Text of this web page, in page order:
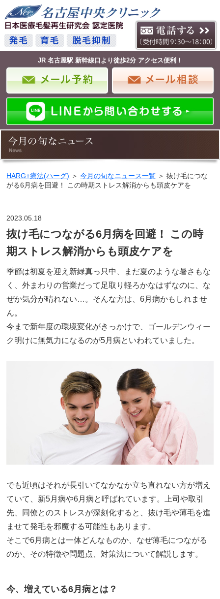
JR 名古屋駅 新幹線口より徒歩2分 アクセス便利！
HARG+療法(ハーグ) ＞今月の旬なニュース一覧 ＞ 抜け毛につな
がる6月病を回避！ この時期ストレス解消からも頭皮ケアを
2023.05.18
抜け毛につながる6月病を回避！ この時
期ストレス解消からも頭皮ケアを
季節は初夏を迎え新緑真っ只中、まだ夏のような暑さもな
く、外まわりの営業だって足取り軽ろかなはずなのに、な
ぜか気分が晴れない…。そんな方は、6月病かもしれませ
ん。
今まで新年度の環境変化がきっかけで、ゴールデンウィー
ク明けに無気力になるのが5月病といわれていました。
でも近頃はそれが長引いてなかなか立ち直れない方が増え
ていて、新5月病や6月病と呼ばれています。上司や取引
先、同僚とのストレスが深刻化すると、抜け毛や薄毛を進
ませて発毛を邪魔する可能性もあります。
そこで6月病とは一体どんなものか、なぜ薄毛につながる
のか、その特徴や問題点、対策法について解説します。
今、増えている6月病とは？